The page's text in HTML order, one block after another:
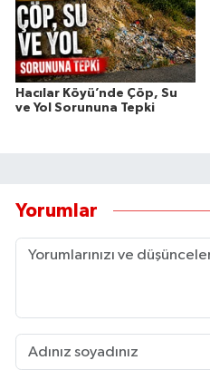
Hacılar Köyü’nde Çöp, Su
ve Yol Sorununa Tepki
Yorumlar